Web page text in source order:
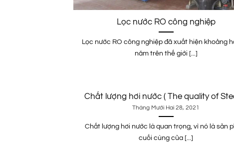
Lọc nước RO công nghiệp
Lọc nước RO công nghiệp đã xuất hiện khoảng
năm trên thế giới [...]
Chất lượng hơi nước ( The quality of
Tháng Mười Hai 28, 2021
Chất lượng hơi nước là quan trọng, vì nó là sản
cuối cùng của [...]